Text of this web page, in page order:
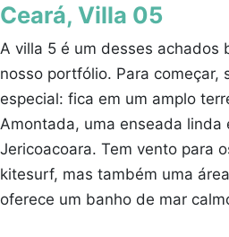
Ceará, Villa 05
A villa 5 é um desses achados
nosso portfólio. Para começar,
especial: fica em um amplo
Amontada, uma enseada linda
Jericoacoara. Tem vento para
kitesurf, mas também uma
oferece um banho de mar